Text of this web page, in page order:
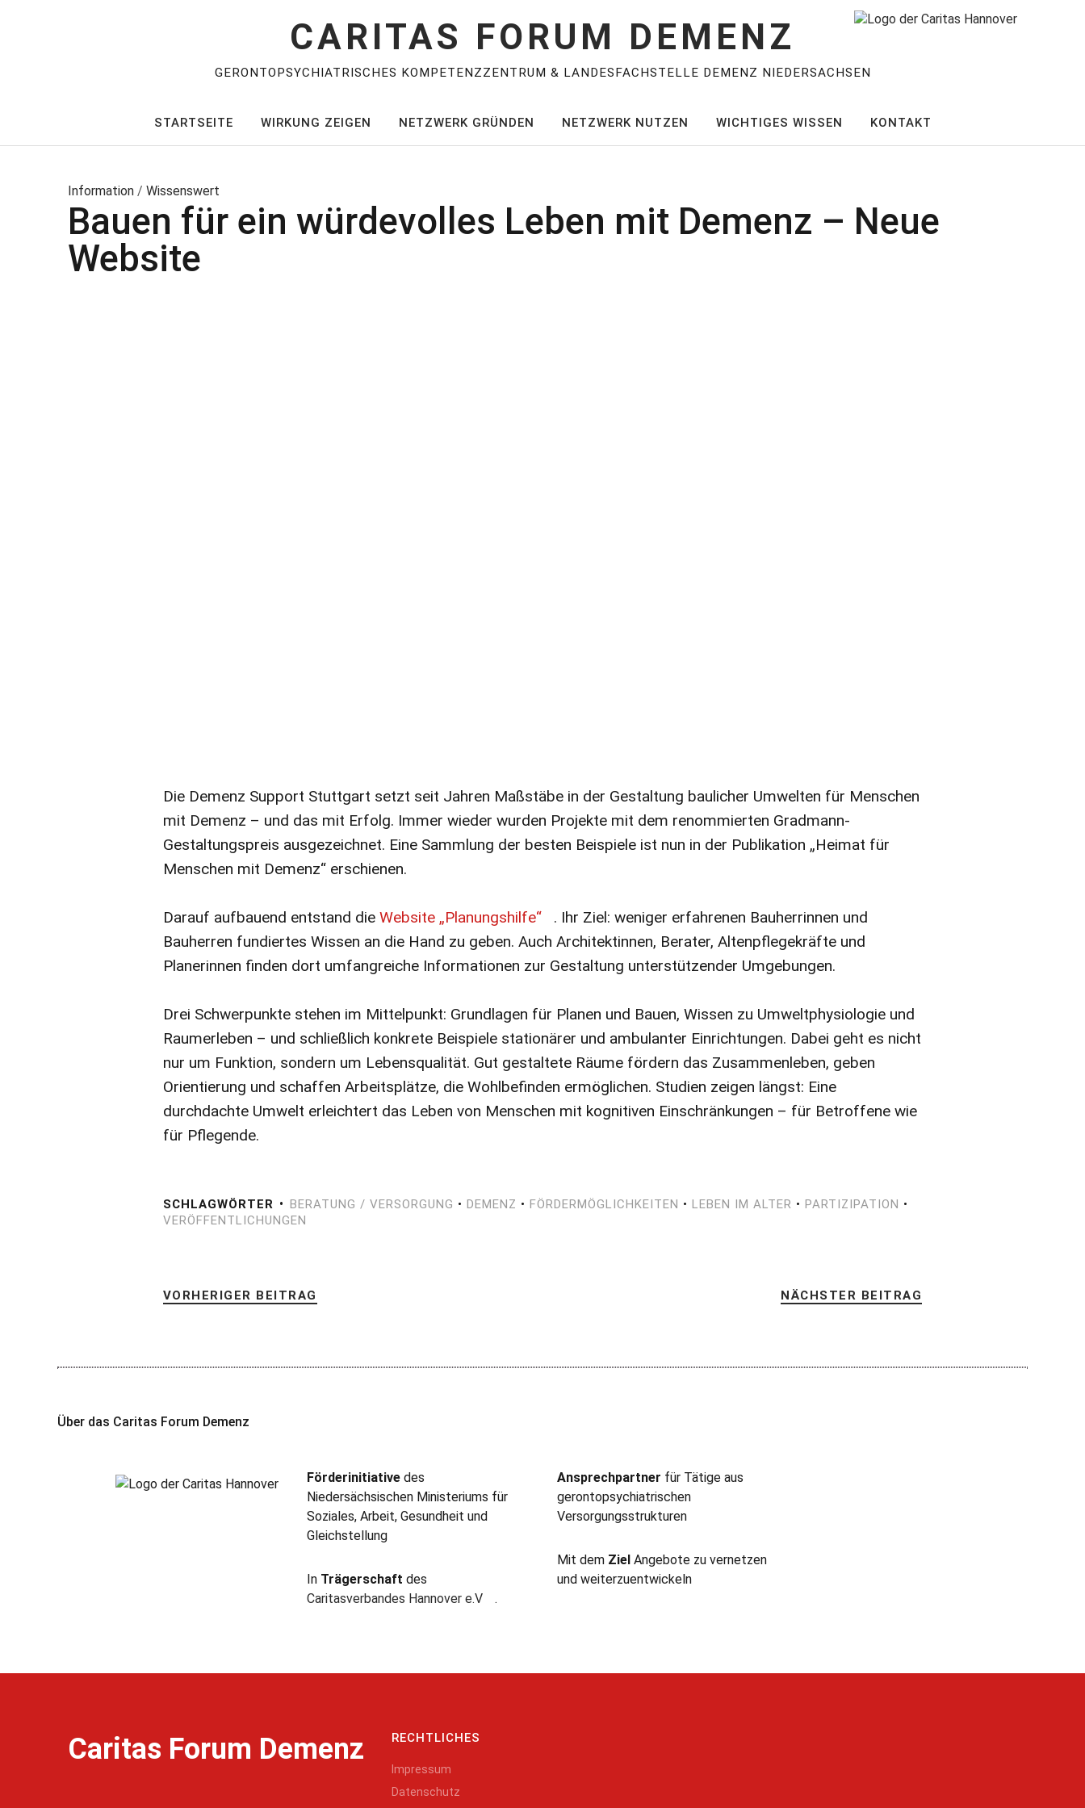
CARITAS FORUM DEMENZ
GERONTOPSYCHIATRISCHES KOMPETENZZENTRUM & LANDESFACHSTELLE DEMENZ NIEDERSACHSEN
STARTSEITE WIRKUNG ZEIGEN NETZWERK GRÜNDEN NETZWERK NUTZEN WICHTIGES WISSEN KONTAKT
Information / Wissenswert
Bauen für ein würdevolles Leben mit Demenz – Neue
Website
Die Demenz Support Stuttgart setzt seit Jahren Maßstäbe in der Gestaltung baulicher Umwelten für Menschen
mit Demenz – und das mit Erfolg. Immer wieder wurden Projekte mit dem renommierten Gradmann-
Gestaltungspreis ausgezeichnet. Eine Sammlung der besten Beispiele ist nun in der Publikation „Heimat für
Menschen mit Demenz“ erschienen.
Darauf aufbauend entstand die Website „Planungshilfe“
. Ihr Ziel: weniger erfahrenen Bauherrinnen und
Bauherren fundiertes Wissen an die Hand zu geben. Auch Architektinnen, Berater, Altenpflegekräfte und
Planerinnen finden dort umfangreiche Informationen zur Gestaltung unterstützender Umgebungen.
Drei Schwerpunkte stehen im Mittelpunkt: Grundlagen für Planen und Bauen, Wissen zu Umweltphysiologie und
Raumerleben – und schließlich konkrete Beispiele stationärer und ambulanter Einrichtungen. Dabei geht es nicht
nur um Funktion, sondern um Lebensqualität. Gut gestaltete Räume fördern das Zusammenleben, geben
Orientierung und schaffen Arbeitsplätze, die Wohlbefinden ermöglichen. Studien zeigen längst: Eine
durchdachte Umwelt erleichtert das Leben von Menschen mit kognitiven Einschränkungen – für Betroffene wie
für Pflegende.
SCHLAGWÖRTER BERATUNG / VERSORGUNG • DEMENZ • FÖRDERMÖGLICHKEITEN • LEBEN IM ALTER • PARTIZIPATION •
VERÖFFENTLICHUNGEN
VORHERIGER BEITRAG NÄCHSTER BEITRAG
Über das Caritas Forum Demenz
Förderinitiativedes
Niedersächsischen Ministeriums für
Soziales, Arbeit, Gesundheit und
Gleichstellung
In Trägerschaftdes
Caritasverbandes Hannover e.V
.
Ansprechpartner für Tätige aus
gerontopsychiatrischen
Versorgungsstrukturen
Mit dem Ziel Angebote zu vernetzen
und weiterzuentwickeln
Caritas Forum Demenz RECHTLICHES
Impressum
Datenschutz